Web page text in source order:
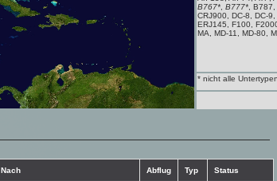
B767* B777* ,
CRJ900, DC-8, DC-
ERJ145, F100,
MA, MD-11, MD-80,
* nicht alle
Nach Abflug Typ Status